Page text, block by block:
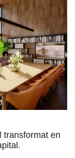
transformat en